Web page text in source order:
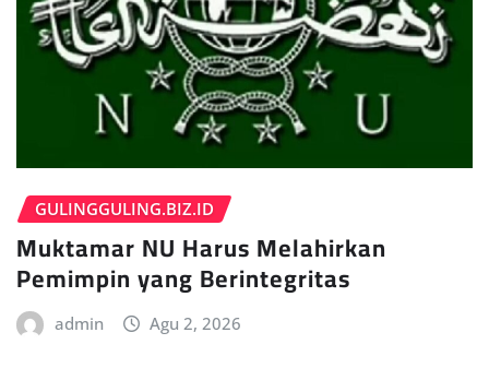
GULINGGULING.BIZ.ID
Muktamar NU Harus Melahirkan
Pemimpin yang Berintegritas
admin Agu 2, 2026